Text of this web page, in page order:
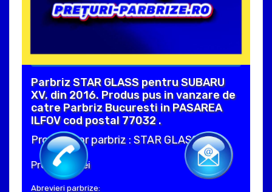
Parbriz STAR GLASS pentru SUBARU
XV, din 2016. Produs pus in vanzare de
catre Parbriz Bucuresti in PASAREA
ILFOV cod postal 77032 .
Producator parbriz : STAR GLASS
Pret : 330 Lei
Abrevieri parbrize: